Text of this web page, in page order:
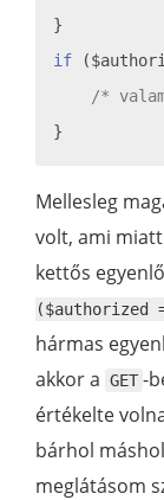
if
/*
Mellesleg
volt, ami
kettős
($authorized
hármas
akkor a GET -
értékelte
bárhol
meglátásom